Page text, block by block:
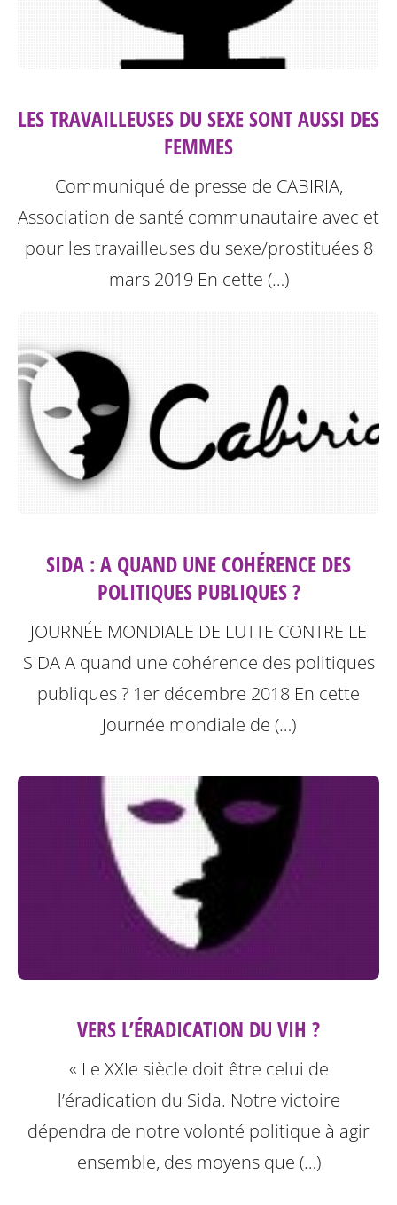
LES TRAVAILLEUSES DU SEXE SONT AUSSI DES
FEMMES
Communiqué de presse de CABIRIA,
Association de santé communautaire avec et
pour les travailleuses du sexe/prostituées 8
mars 2019 En cette (…)
SIDA : A QUAND UNE COHÉRENCE DES
POLITIQUES PUBLIQUES ?
JOURNÉE MONDIALE DE LUTTE CONTRE LE
SIDA A quand une cohérence des politiques
publiques ? 1er décembre 2018 En cette
Journée mondiale de (…)
VERS L’ÉRADICATION DU VIH ?
« Le XXIe siècle doit être celui de
l’éradication du Sida. Notre victoire
dépendra de notre volonté politique à agir
ensemble, des moyens que (…)